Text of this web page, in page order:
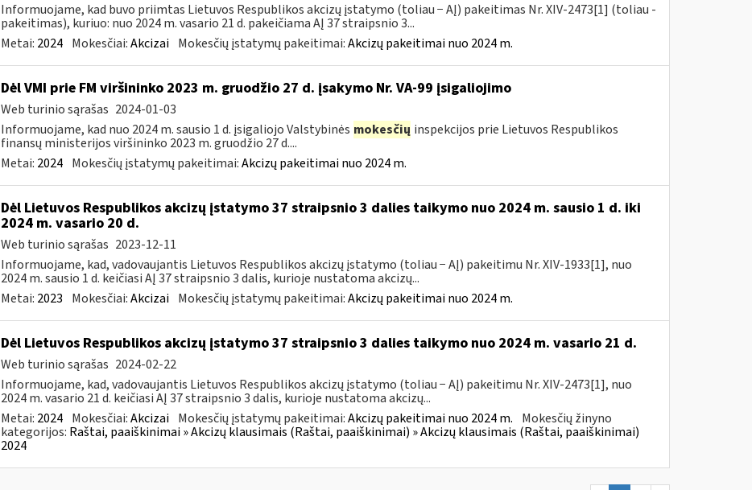
Informuojame, kad buvo priimtas Lietuvos Respublikos akcizų įstatymo (toliau − AĮ) pakeitimas Nr. XIV-2473[1] (toliau -
pakeitimas), kuriuo: nuo 2024 m. vasario 21 d. pakeičiama AĮ 37 straipsnio 3...
Metai: 2024 Mokesčiai:Akcizai Mokesčių įstatymų pakeitimai:Akcizų pakeitimai nuo 2024 m.
Dėl VMI prie FM viršininko 2023 m. gruodžio 27 d. įsakymo Nr. VA-99 įsigaliojimo
Web turinio sąrašas 2024-01-03
Informuojame, kad nuo 2024 m. sausio 1 d. įsigaliojo Valstybinės mokesčių inspekcijos prie Lietuvos Respublikos
finansų ministerijos viršininko 2023 m. gruodžio 27 d....
Metai: 2024 Mokesčių įstatymų pakeitimai:Akcizų pakeitimai nuo 2024 m.
Dėl Lietuvos Respublikos akcizų įstatymo 37 straipsnio 3 dalies taikymo nuo 2024 m. sausio 1 d. iki
2024 m. vasario 20 d.
Web turinio sąrašas 2023-12-11
Informuojame, kad, vadovaujantis Lietuvos Respublikos akcizų įstatymo (toliau − AĮ) pakeitimu Nr. XIV-1933[1], nuo
2024 m. sausio 1 d. keičiasi AĮ 37 straipsnio 3 dalis, kurioje nustatoma akcizų...
Metai: 2023 Mokesčiai:Akcizai Mokesčių įstatymų pakeitimai:Akcizų pakeitimai nuo 2024 m.
Dėl Lietuvos Respublikos akcizų įstatymo 37 straipsnio 3 dalies taikymo nuo 2024 m. vasario 21 d.
Web turinio sąrašas 2024-02-22
Informuojame, kad, vadovaujantis Lietuvos Respublikos akcizų įstatymo (toliau − AĮ) pakeitimu Nr. XIV-2473[1], nuo
2024 m. vasario 21 d. keičiasi AĮ 37 straipsnio 3 dalis, kurioje nustatoma akcizų...
Metai: 2024 Mokesčiai:Akcizai Mokesčių įstatymų pakeitimai:Akcizų pakeitimai nuo 2024 m. Mokesčių žinyno
kategorijos: Raštai, paaiškinimai » Akcizų klausimais (Raštai, paaiškinimai) » Akcizų klausimais (Raštai, paaiškinimai)
2024